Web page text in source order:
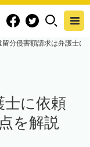
留分侵害額請求は弁護士に
士に依頼
を解説